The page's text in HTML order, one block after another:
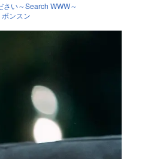
い～Search WWW～
ンスン